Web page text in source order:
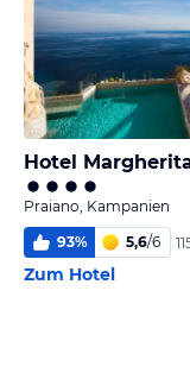
Hotel
Praiano, Kampanien
93% 5,6/6
Zum Hotel